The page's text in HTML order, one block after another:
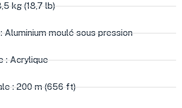
kg (18,7 lb)
Aluminium moulé sous pression
: Acrylique
: 200 m (656 ft)